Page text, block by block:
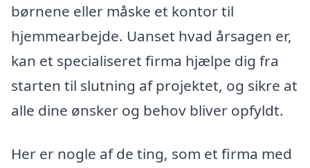
børnene eller måske et kontor til
hjemmearbejde. Uanset hvad årsagen er,
kan et specialiseret firma hjælpe dig fra
starten til slutning af projektet, og sikre at
alle dine ønsker og behov bliver opfyldt.
Her er nogle af de ting, som et firma med